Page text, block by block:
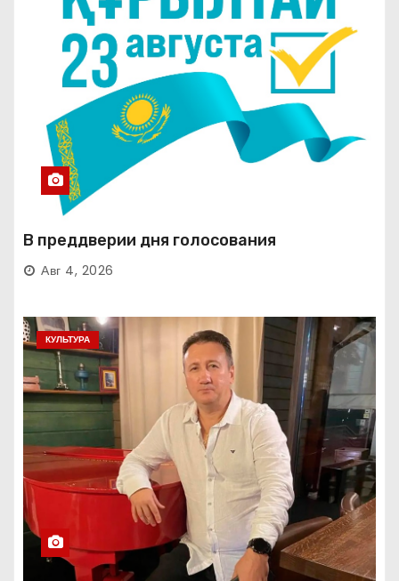
В преддверии дня голосования
Авг 4, 2026
КУЛЬТУРА